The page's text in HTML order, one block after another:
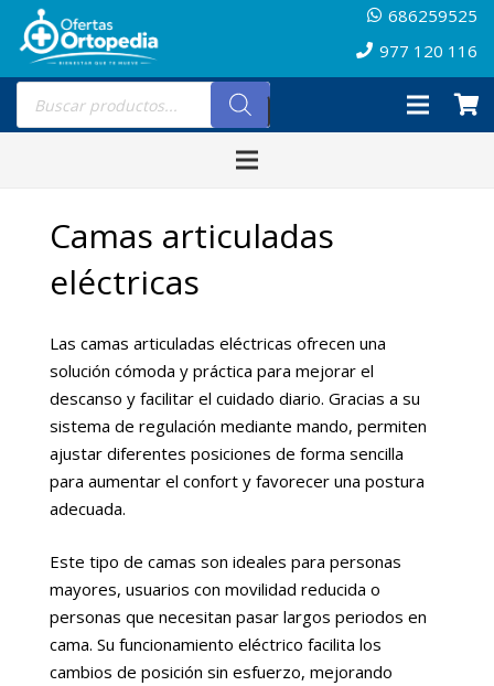
686259525
977 120 116
Búsqueda
productos
Camas articuladas
eléctricas
Las camas articuladas eléctricas ofrecen una
solución cómoda y práctica para mejorar el
descanso y facilitar el cuidado diario. Gracias a su
sistema de regulación mediante mando, permiten
ajustar diferentes posiciones de forma sencilla
para aumentar el confort y favorecer una postura
adecuada.
Este tipo de camas son ideales para personas
mayores, usuarios con movilidad reducida o
personas que necesitan pasar largos periodos en
cama. Su funcionamiento eléctrico facilita los
cambios de posición sin esfuerzo, mejorando